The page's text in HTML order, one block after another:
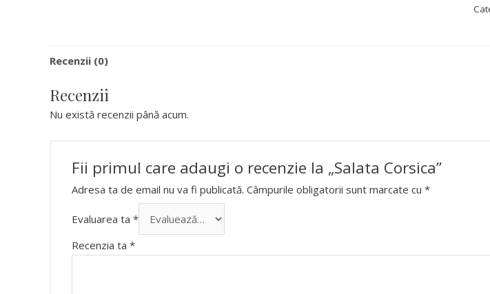
Recenzii (0)
Recenzii
Nu există recenzii până acum.
Fii primul care adaugi o recenzie la „Salata Corsica”
Adresa ta de email nu va fi publicată. Câmpurile obligatorii sunt marcate cu *
Evaluarea ta *
Recenzia ta *